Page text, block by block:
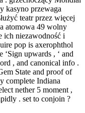
kasyno przewaga
teatr przez więcej
atomowa 49 wolny
ich niezawodność i
pop is axerophthol
‘Sign upwards , ‘ and
, and canonical info .
State and proof of
complete Indiana
nether 5 moment ,
. set to conjoin ?